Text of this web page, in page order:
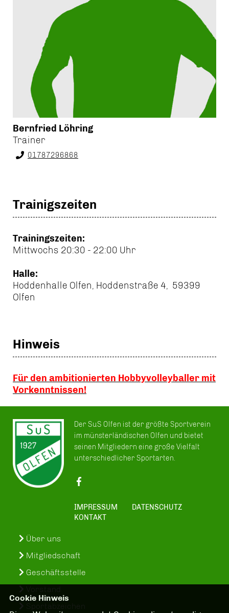
Bernfried Löhring
Trainer
01787296868
Trainigszeiten
Trainingszeiten:
Mittwochs 20:30 - 22:00 Uhr
Halle:
Hoddenhalle Olfen, Hoddenstraße 4, 59399
Olfen
Hinweis
Für den ambitionierten Hobbyvolleyballer mit
Vorkenntnissen!
Der SuS Olfen ist der größte Sportverein
im münsterländischen Olfen und bietet
seinen Mitgliedern eine große Vielfalt
unterschiedlicher Sportarten.
IMPRESSUM
DATENSCHUTZ
KONTAKT
Über uns
Mitgliedschaft
Geschäftsstelle
Vorstand
Sportabzeichen
Cookie Hinweis